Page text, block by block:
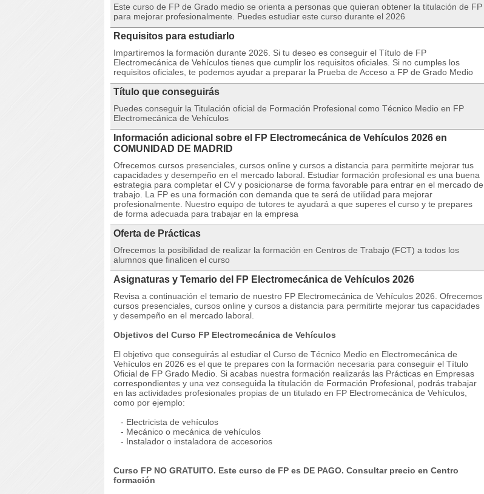
Este curso de FP de Grado medio se orienta a personas que quieran obtener la titulación de FP
para mejorar profesionalmente. Puedes estudiar este curso durante el 2026
Requisitos para estudiarlo
Impartiremos la formación durante 2026. Si tu deseo es conseguir el Título de FP
Electromecánica de Vehículos tienes que cumplir los requisitos oficiales. Si no cumples los
requisitos oficiales, te podemos ayudar a preparar la Prueba de Acceso a FP de Grado Medio
Título que conseguirás
Puedes conseguir la Titulación oficial de Formación Profesional como Técnico Medio en FP
Electromecánica de Vehículos
Información adicional sobre el FP Electromecánica de Vehículos 2026 en
COMUNIDAD DE MADRID
Ofrecemos cursos presenciales, cursos online y cursos a distancia para permitirte mejorar tus
capacidades y desempeño en el mercado laboral. Estudiar formación profesional es una buena
estrategia para completar el CV y posicionarse de forma favorable para entrar en el mercado de
trabajo. La FP es una formación con demanda que te será de utilidad para mejorar
profesionalmente. Nuestro equipo de tutores te ayudará a que superes el curso y te prepares
de forma adecuada para trabajar en la empresa
Oferta de Prácticas
Ofrecemos la posibilidad de realizar la formación en Centros de Trabajo (FCT) a todos los
alumnos que finalicen el curso
Asignaturas y Temario del FP Electromecánica de Vehículos 2026
Revisa a continuación el temario de nuestro FP Electromecánica de Vehículos 2026. Ofrecemos
cursos presenciales, cursos online y cursos a distancia para permitirte mejorar tus capacidades
y desempeño en el mercado laboral.
Objetivos del Curso FP Electromecánica de Vehículos
El objetivo que conseguirás al estudiar el Curso de Técnico Medio en Electromecánica de
Vehículos en 2026 es el que te prepares con la formación necesaria para conseguir el Título
Oficial de FP Grado Medio. Si acabas nuestra formación realizarás las Prácticas en Empresas
correspondientes y una vez conseguida la titulación de Formación Profesional, podrás trabajar
en las actividades profesionales propias de un titulado en FP Electromecánica de Vehículos,
como por ejemplo:
- Electricista de vehículos
- Mecánico o mecánica de vehículos
- Instalador o instaladora de accesorios
Curso FP NO GRATUITO. Este curso de FP es DE PAGO. Consultar precio en Centro
formación